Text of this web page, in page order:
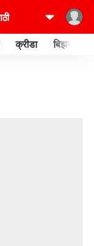
क्रीडा बिझनेस